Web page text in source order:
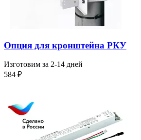
Опция для кронштейна РКУ
Изготовим за 2-14 дней
584 ₽